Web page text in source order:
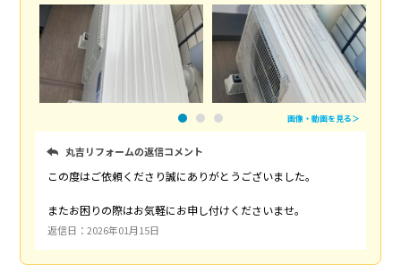
画像・動画を見る＞
丸吉リフォームの返信コメント
この度はご依頼くださり誠にありがとうございました。
またお困りの際はお気軽にお申し付けくださいませ。
返信日：2026年01月15日